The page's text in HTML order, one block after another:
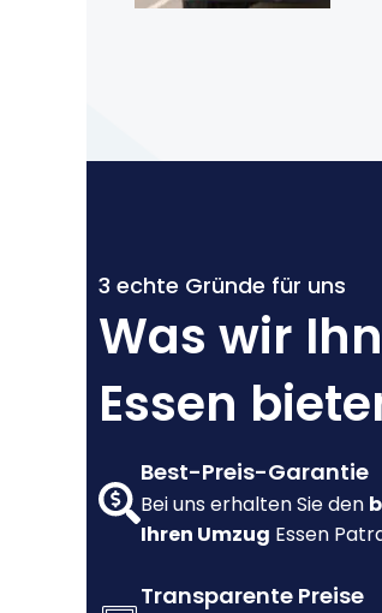
3 echte Gründe für uns
Was wir
Essen
Best-Preis-Garantie
Bei uns erhalten Sie den
Ihren Umzug Essen
Transparente Preise